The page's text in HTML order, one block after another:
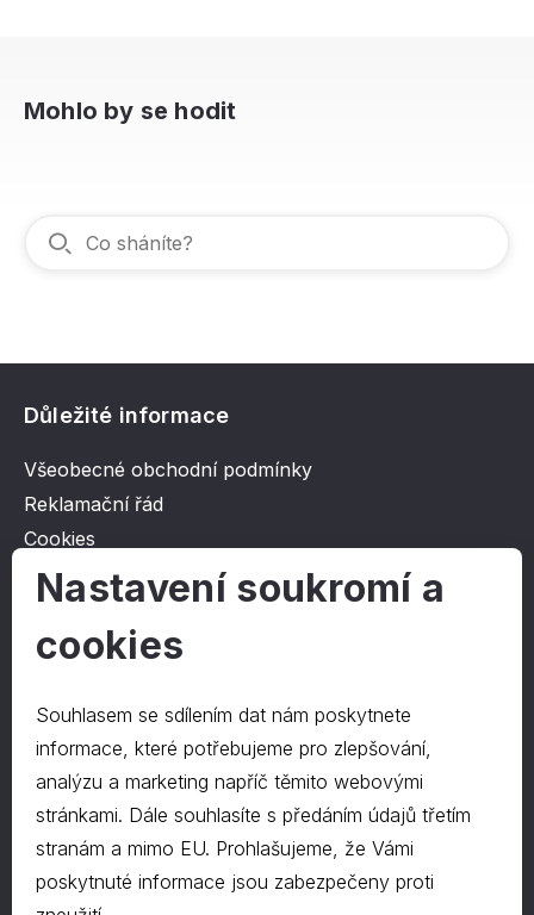
Mohlo by se hodit
Důležité informace
Všeobecné obchodní podmínky
Reklamační řád
Cookies
Ochrana osobních údajů
O společnosti
Kontakt
O nás
Kontakty
577 222 666
Nastavení soukromí a
cookies
Souhlasem se sdílením dat nám poskytnete
informace, které potřebujeme pro zlepšování,
analýzu a marketing napříč těmito webovými
stránkami. Dále souhlasíte s předáním údajů třetím
stranám a mimo EU. Prohlašujeme, že Vámi
poskytnuté informace jsou zabezpečeny proti